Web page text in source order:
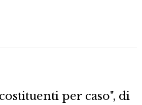
per caso", di